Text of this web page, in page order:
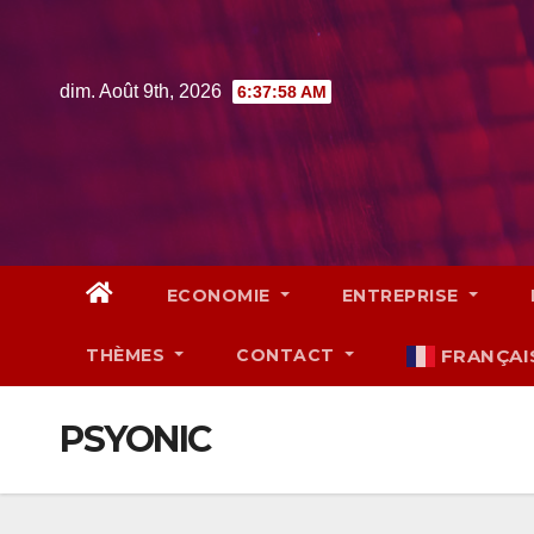
contentdim. Août 9th, 2026 6:37:59 AM
ECONOMIE ENTREPRISE
THÈMES CONTACT
PSYONIC